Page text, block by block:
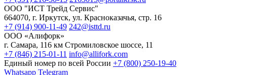
ООО "ИСТ Трейд Сервис"
664070, г. Иркутск, ул. Красноказачья, стр. 16
+7 (914) 900-11-49 242@isttd.ru
ООО «Алифорк»
г. Самара, 116 км Стромиловское шоссе, 11
+7 (846) 215-01-11 info@allifork.com
Единый номер по всей России +7 (800) 250-19-40
Whatsapp Telegram